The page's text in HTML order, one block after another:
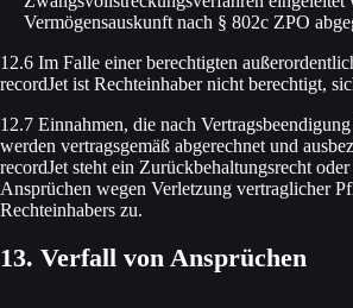
Vermögensauskunft nach § 802c ZPO
12.6 Im Falle einer berechtigten
recordJet ist Rechteinhaber nicht berechtigt,
12.7 Einnahmen, die nach
werden vertragsgemäß abgerechnet und
recordJet steht ein Zurückbehaltungsrecht
Ansprüchen wegen Verletzung vertraglicher
Rechteinhabers zu.
13. Verfall von Ansprüchen